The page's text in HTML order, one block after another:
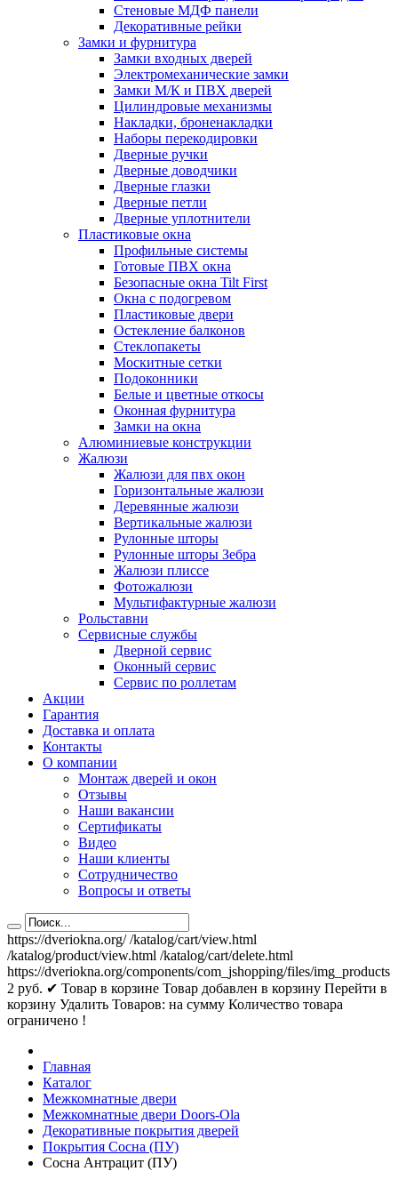
Стеновые МДФ панели
Декоративные рейки
Замки и фурнитура
Замки входных дверей
Электромеханические замки
Замки М/К и ПВХ дверей
Цилиндровые механизмы
Накладки, броненакладки
Наборы перекодировки
Дверные ручки
Дверные доводчики
Дверные глазки
Дверные петли
Дверные уплотнители
Пластиковые окна
Профильные системы
Готовые ПВХ окна
Безопасные окна Tilt First
Окна с подогревом
Пластиковые двери
Остекление балконов
Стеклопакеты
Москитные сетки
Подоконники
Белые и цветные откосы
Оконная фурнитура
Замки на окна
Алюминиевые конструкции
Жалюзи
Жалюзи для пвх окон
Горизонтальные жалюзи
Деревянные жалюзи
Вертикальные жалюзи
Рулонные шторы
Рулонные шторы Зебра
Жалюзи плиссе
Фотожалюзи
Мультифактурные жалюзи
Рольставни
Сервисные службы
Дверной сервис
Оконный сервис
Сервис по роллетам
Акции
Гарантия
Доставка и оплата
Контакты
О компании
Монтаж дверей и окон
Отзывы
Наши вакансии
Сертификаты
Видео
Наши клиенты
Сотрудничество
Вопросы и ответы
https://dveriokna.org/ /katalog/cart/view.html
/katalog/product/view.html /katalog/cart/delete.html
https://dveriokna.org/components/com_jshopping/files/img_products
2 руб. ✔ Товар в корзине Товар добавлен в корзину Перейти в
корзину Удалить Товаров: на сумму Количество товара
ограничено !
Главная
Каталог
Межкомнатные двери
Межкомнатные двери Doors-Ola
Декоративные покрытия дверей
Покрытия Сосна (ПУ)
Сосна Антрацит (ПУ)